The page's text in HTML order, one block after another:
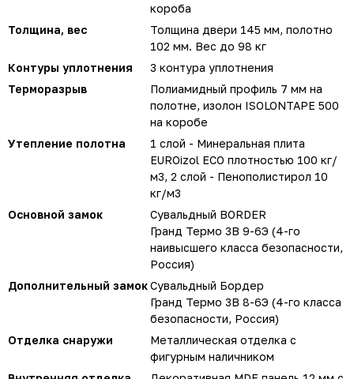
короба
Толщина, вес
Толщина двери 145 мм, полотно
102 мм. Вес до 98 кг
Контуры уплотнения
3 контура уплотнения
Терморазрыв
Полиамидный профиль 7 мм на
полотне, изолон ISOLONTAPE 500
на коробе
Утепление полотна
1 слой - Минеральная плита
EUROizol ECO плотностью 100 кг/
м3, 2 слой - Пенополистирол 10
кг/м3
Основной замок
Сувальдный BORDER
Гранд Термо 3В 9-6Э (4-го
наивысшего класса безопасности,
Россия)
Дополнительный замокСувальдный Бордер
Гранд Термо 3В 8-6Э (4-го класса
безопасности, Россия)
Отделка снаружи
Металлическая отделка с
фигурным наличником